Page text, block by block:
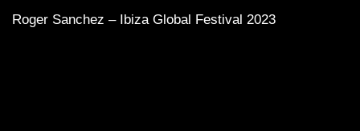
Roger Sanchez – Ibiza Global Festival 2023